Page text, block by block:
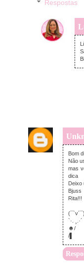
Respostas
Bom
Não
mas
dica
Deixo
Bjuss
Rita!!!
(¯`v´¯)
`·. ¸.·´
☻/
/▌